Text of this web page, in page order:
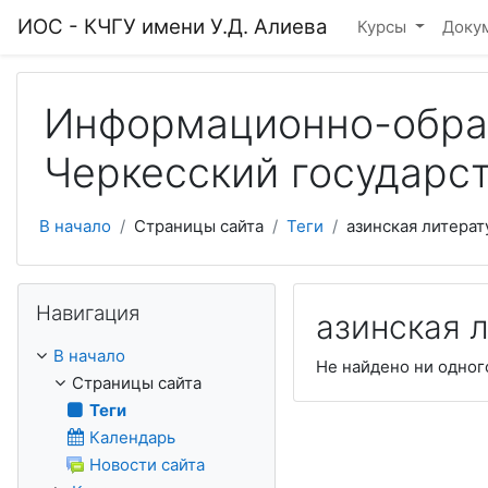
ИОС - КЧГУ имени У.Д. Алиева Курсы
Информационно-
Черкесский
В начало Страницы сайта Теги азинская
азинская
Не найдено ни
Навигация
В начало
Страницы сайта
Теги
Календарь
Новости сайта